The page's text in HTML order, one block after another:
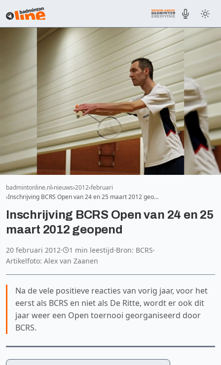
badmintonline.nl nieuws 2012 februari
Inschrijving BCRS Open van 24 en 25 maart 2012 geo…
Inschrijving BCRS Open van 24 en 25
maart 2012 geopend
20 februari 2012· 1 min leestijd·Bron: BCRS·
Artikelfoto: Alex van Zaanen
Na de vele positieve reacties van vorig jaar, voor het
eerst als BCRS en niet als De Ritte, wordt er ook dit
jaar weer een Open toernooi georganiseerd door
BCRS.